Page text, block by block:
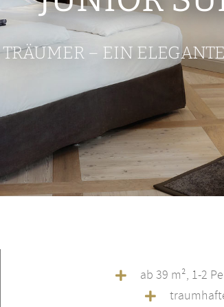
– EIN
ab 39 m², 1-2